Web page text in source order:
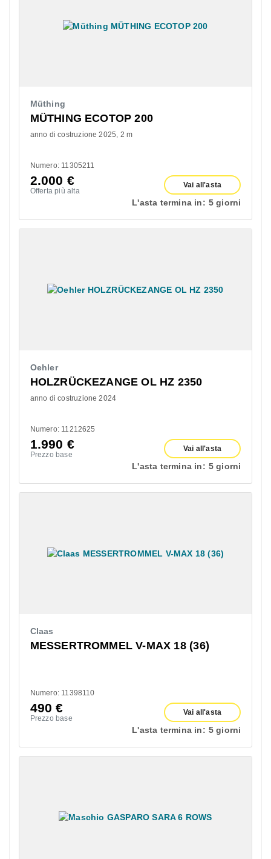
Müthing
MÜTHING ECOTOP 200
anno di costruzione 2025 2 m
Numero: 11305211
2.000 €
Offerta più alta
Vai all'asta
L'asta termina in: 5 giorni
Oehler
HOLZRÜCKEZANGE OL HZ 2350
anno di costruzione 2024
Numero: 11212625
1.990 €
Prezzo base
Vai all'asta
L'asta termina in: 5 giorni
Claas
MESSERTROMMEL V-MAX 18 (36)
Numero: 11398110
490€
Prezzo base
Vai all'asta
L'asta termina in: 5 giorni